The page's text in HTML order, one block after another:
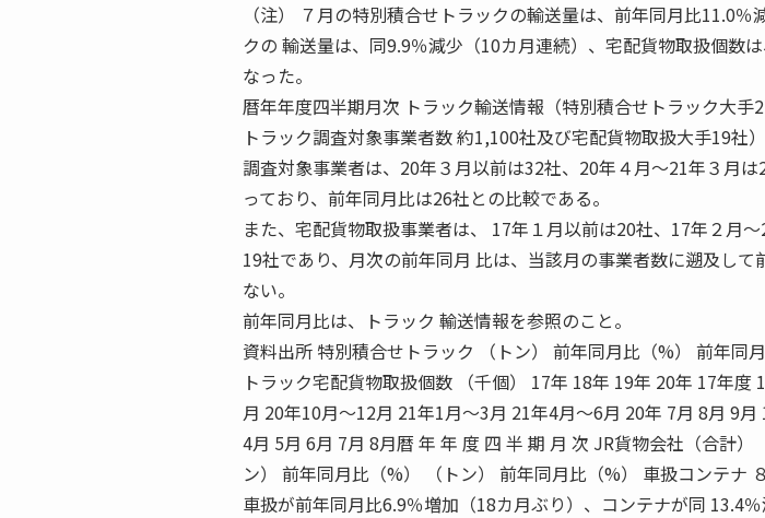
（注） ７月の特別積合せトラックの輸送量は、前年同月比11.0
クの 輸送量は、同9.9％減少（10カ月連続）、宅配貨物取扱個数
なった。
暦年年度四半期月次 トラック輸送情報（特別積合せトラック大手
トラック調査対象事業者数 約1,100社及び宅配貨物取扱大手19社
調査対象事業者は、20年３月以前は32社、20年４月〜21年３月
っており、前年同月比は26社との比較である。
また、宅配貨物取扱事業者は、 17年１月以前は20社、17年２月
19社であり、月次の前年同月 比は、当該月の事業者数に遡及し
ない。
前年同月比は、トラック 輸送情報を参照のこと。
資料出所 特別積合せトラック （トン） 前年同月比（%） 前年同
トラック宅配貨物取扱個数 （千個） 17年 18年 19年 20年 17年度
月 20年10月〜12月 21年1月〜3月 21年4月〜6月 20年 7月 8月 9
4月 5月 6月 7月 8月暦 年 年 度 四 半 期 月 次 JR貨物会社（合計）
ン） 前年同月比（%） （トン） 前年同月比（%） 車扱コンテナ
車扱が前年同月比6.9％増加（18カ月ぶり）、コンテナが同 13.4